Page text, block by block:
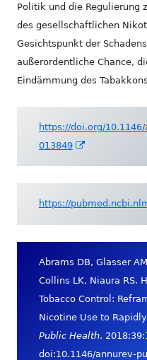
Politik und die Regulierung
des gesellschaftlichen
Gesichtspunkt der
außerordentliche Chance,
Eindämmung des
https://doi.org/
013849
Fenster
öffnen
https://
Abrams DB, Glasser
Collins LK, Niaura RS.
Tobacco Control:
Nicotine Use to
Public Health.
doi:10.1146/annurev-